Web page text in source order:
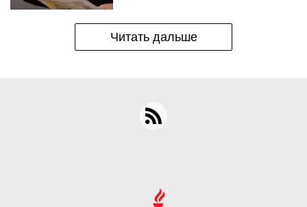
Читать дальше